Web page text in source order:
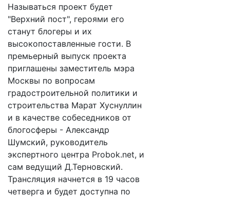
Называться проект будет
"Верхний пост", героями его
станут блогеры и их
высокопоставленные гости. В
премьерный выпуск проекта
приглашены заместитель мэра
Москвы по вопросам
градостроительной политики и
строительства Марат Хуснуллин
и в качестве собеседников от
блогосферы - Александр
Шумский, руководитель
экспертного центра Probok.net, и
сам ведущий Д.Терновский.
Трансляция начнется в 19 часов
четверга и будет доступна по